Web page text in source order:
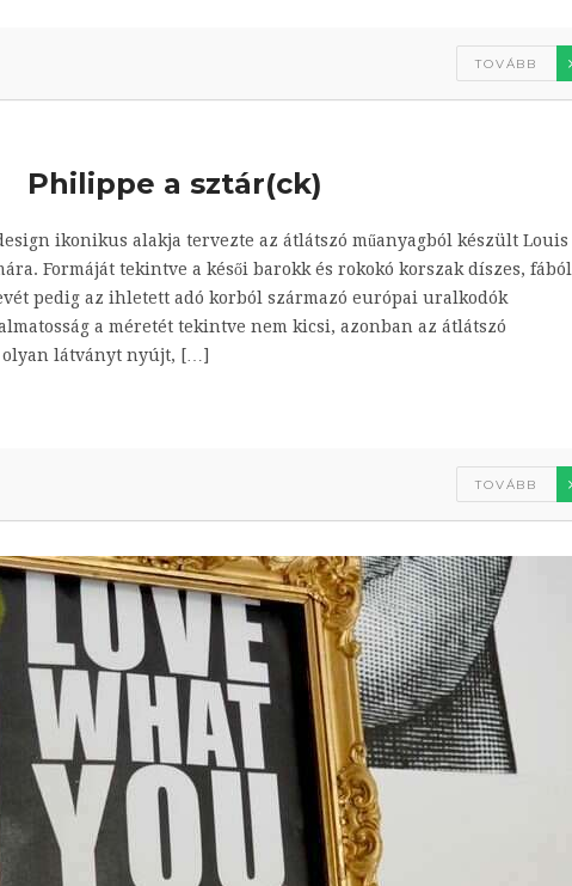
TOVÁBB
Philippe a sztár(ck)
ikonikus alakja tervezte az átlátszó műanyagból készült Louis
Formáját tekintve a késői barokk és rokokó korszak díszes, fából
pedig az ihletett adó korból származó európai uralkodók
a méretét tekintve nem kicsi, azonban az átlátszó
olyan látványt nyújt, […]
TOVÁBB